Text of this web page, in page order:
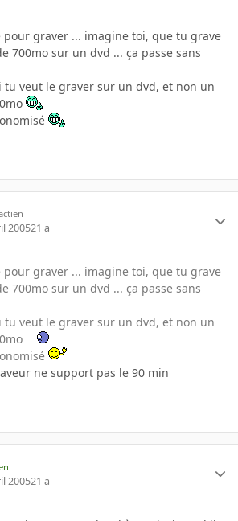
graver ... imagine toi, que tu grave
700mo sur un dvd ... ça passe sans
veut le graver sur un dvd, et non un
200521 a
graver ... imagine toi, que tu grave
700mo sur un dvd ... ça passe sans
veut le graver sur un dvd, et non un
ne support pas le 90 min
200521 a